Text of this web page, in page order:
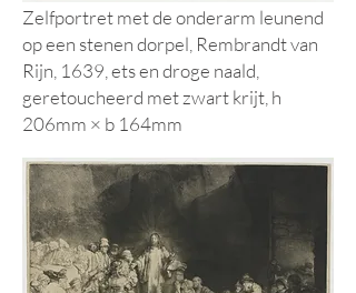
Zelfportret met de onderarm leunend
op een stenen dorpel, Rembrandt van
Rijn, 1639, ets en droge naald,
geretoucheerd met zwart krijt, h
206mm × b 164mm